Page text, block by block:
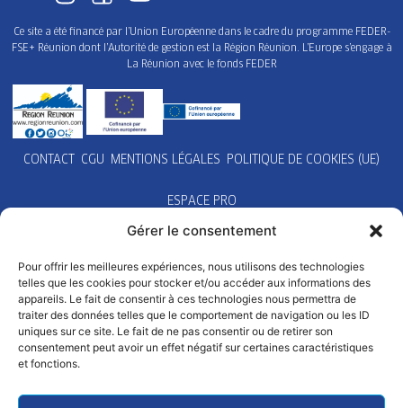
Gérer le consentement
Pour offrir les meilleures expériences, nous utilisons des technologies
telles que les cookies pour stocker et/ou accéder aux informations des
appareils. Le fait de consentir à ces technologies nous permettra de
traiter des données telles que le comportement de navigation ou les ID
uniques sur ce site. Le fait de ne pas consentir ou de retirer son
consentement peut avoir un effet négatif sur certaines caractéristiques
et fonctions.
Ce site a été financé par l’Union Européenne dans le cadre du programme FEDER-
FSE+ Réunion dont l’Autorité de gestion est la Région Réunion. L’Europe s’engage à
La Réunion avec le fonds FEDER
CONTACT CGU MENTIONS LÉGALES POLITIQUE DE COOKIES (UE)
ESPACE PRO